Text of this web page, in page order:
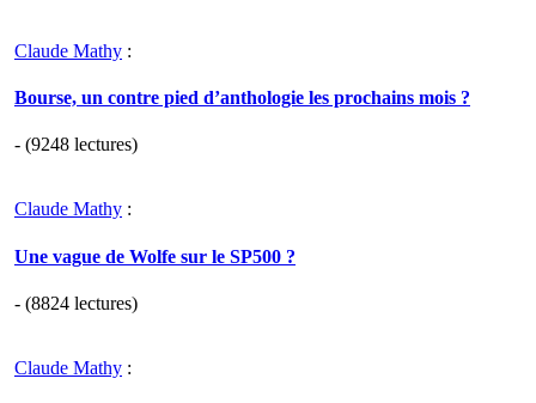
Claude Mathy :
Bourse, un contre pied d’anthologie les prochains mois ?
- (9248 lectures)
Claude Mathy :
Une vague de Wolfe sur le SP500 ?
- (8824 lectures)
Claude Mathy :